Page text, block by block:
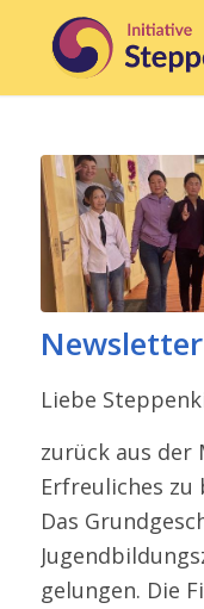
Liebe
zurück aus der
Erfreuliches zu
Das
gelungen. Die